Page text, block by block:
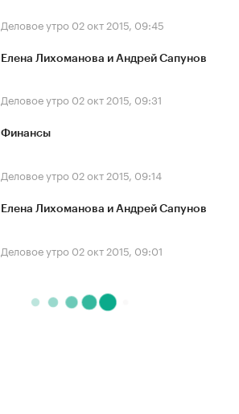
Деловое утро 02 окт 2015, 09:45
Елена Лихоманова и Андрей Сапунов
Деловое утро 02 окт 2015, 09:31
Финансы
Деловое утро 02 окт 2015, 09:14
Елена Лихоманова и Андрей Сапунов
Деловое утро 02 окт 2015, 09:01